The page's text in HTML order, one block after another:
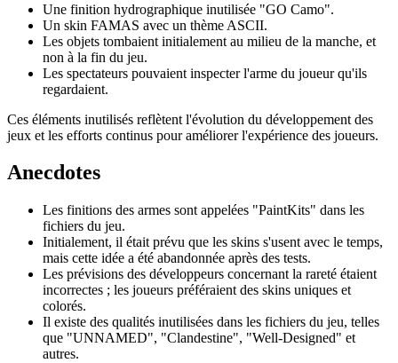
Une finition hydrographique inutilisée "GO Camo".
Un skin FAMAS avec un thème ASCII.
Les objets tombaient initialement au milieu de la manche, et
non à la fin du jeu.
Les spectateurs pouvaient inspecter l'arme du joueur qu'ils
regardaient.
Ces éléments inutilisés reflètent l'évolution du développement des
jeux et les efforts continus pour améliorer l'expérience des joueurs.
Anecdotes
Les finitions des armes sont appelées "PaintKits" dans les
fichiers du jeu.
Initialement, il était prévu que les skins s'usent avec le temps,
mais cette idée a été abandonnée après des tests.
Les prévisions des développeurs concernant la rareté étaient
incorrectes ; les joueurs préféraient des skins uniques et
colorés.
Il existe des qualités inutilisées dans les fichiers du jeu, telles
que "UNNAMED", "Clandestine", "Well-Designed" et
autres.